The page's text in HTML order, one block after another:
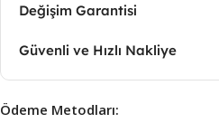
Değişim Garantisi
Güvenli ve Hızlı Nakliye
Ödeme Metodları: